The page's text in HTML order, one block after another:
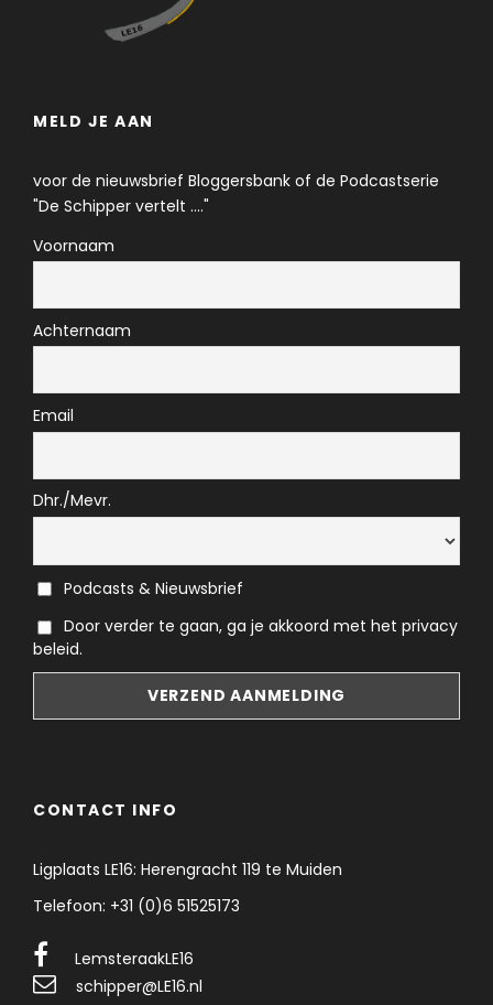
MELD JE AAN
voor de nieuwsbrief Bloggersbank of de Podcastserie
"De Schipper vertelt ...."
Voornaam
Achternaam
Email
Dhr./Mevr.
Podcasts & Nieuwsbrief
Door verder te gaan, ga je akkoord met het privacy
beleid.
CONTACT INFO
Ligplaats LE16: Herengracht 119 te Muiden
Telefoon: +31 (0)6 51525173
LemsteraakLE16
schipper@LE16.nl